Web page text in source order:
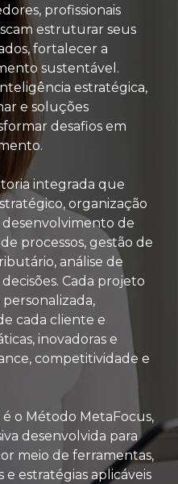
profissionais
estruturar seus
fortalecer a
sustentável.
estratégica,
e soluções
desafios em
integrada que
organização
de
processos, gestão de
análise de
Cada projeto
cada cliente e
inovadoras e
competitividade e
o Método MetaFocus,
desenvolvida para
meio de ferramentas,
e estratégias aplicáveis